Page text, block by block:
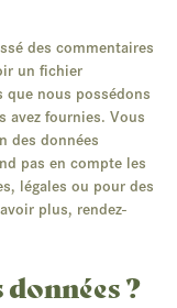
des commentaires
un fichier
nous possédons
avez fournies. Vous
des données
pas en compte les
légales ou pour des
plus, rendez-
données ?